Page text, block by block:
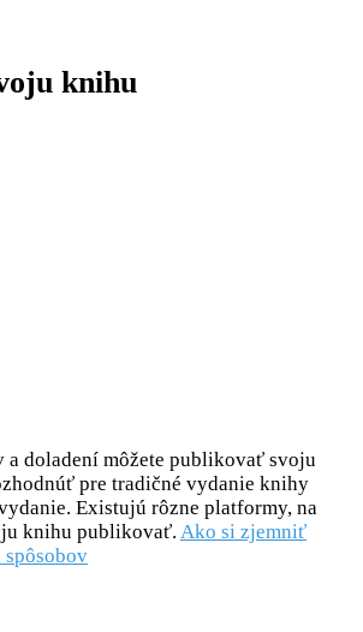
knihu
a doladení môžete publikovať svoju
pre tradičné vydanie knihy
Existujú rôzne platformy, na
knihu publikovať. Ako si zjemniť